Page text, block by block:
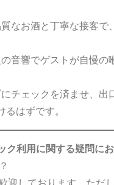
お酒と丁寧な接客で
音響でゲストが自慢の
チェックを済ませ、出
はずです。
ク利用に関する疑問に